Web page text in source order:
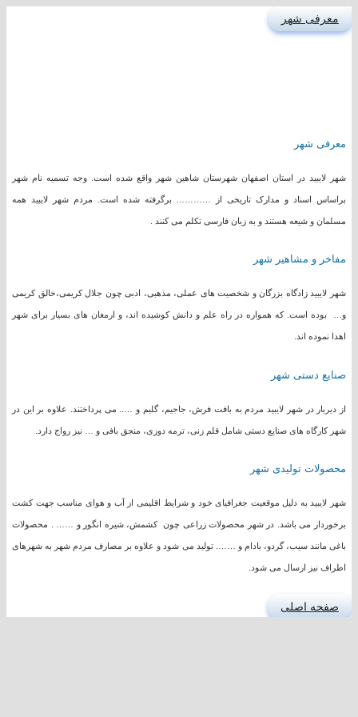
معرفی شهر
معرفی شهر
شهر لایبید در استان اصفهان شهرستان شاهین شهر واقع شده است. وجه تسمیه نام شهر
براساس اسناد و مدارک تاریخی از ………… برگرفته شده است. مردم شهر لایبید همه
مسلمان و شیعه هستند و به زبان فارسی تکلم می کنند .
مفاخر و مشاهیر شهر
شهر لایبید زادگاه بزرگان و شخصیت های عملی، مذهبی، ادبی چون جلال کریمی،خالق کریمی
و… بوده است. که همواره در راه علم و دانش کوشیده اند، و ارمغان های بسیار برای شهر
اهدا نموده اند.
صنایع دستی شهر
از دیربار در شهر لایبید مردم به بافت فرش، جاجیم، گلیم و ….. می پرداختند. علاوه بر این در
شهر کارگاه های صنایع دستی شامل قلم زنی، ترمه دوزی، منجق بافی و … نیز رواج دارد.
محصولات تولیدی شهر
شهر لایبید به دلیل موقعیت جغرافیای خود و شرایط اقلیمی از آب و هوای مناسب جهت کشت
برخوردار می باشد. در شهر محصولات زراعی چون کشمش، شیره انگور و …… . محصولات
باغی مانند سیب، گردو، بادام و ……. تولید می شود و علاوه بر مصارف مردم شهر به شهرهای
اطراف نیز ارسال می شود.
صفحه اصلی